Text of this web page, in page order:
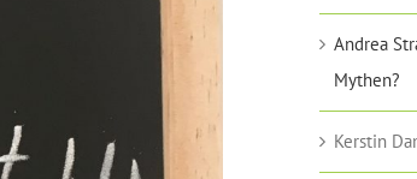
Andrea
Mythen?
Kerstin